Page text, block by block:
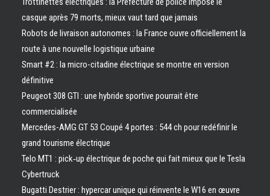
casque après 79 morts, mieux vaut tard que jamais
Robots de livraison autonomes : la France ouvre officiellement la
route à une nouvelle logistique urbaine
Smart #2 : la micro-citadine électrique se montre en version
définitive
Peugeot 308 GTI : une hybride sportive pourrait être
commercialisée
Mercedes-AMG GT 53 Coupé 4 portes : 544 ch pour redéfinir le
grand tourisme électrique
Telo MT1 : pick‑up électrique de poche qui fait mieux que le Tesla
Cybertruck
Bugatti Destrier : hypercar unique qui réinvente le W16 en œuvre